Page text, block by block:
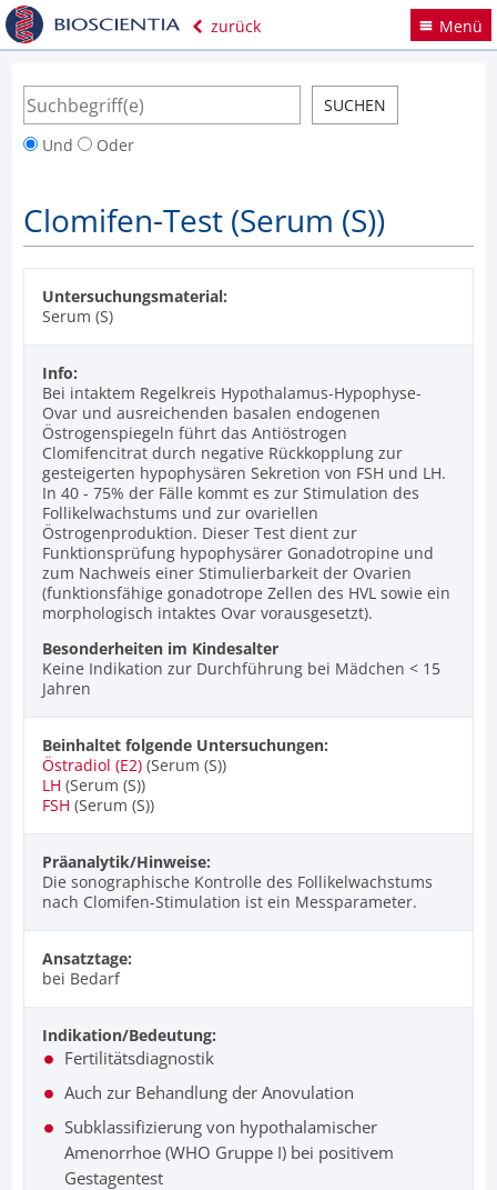
zurück Menü
Und Oder
Clomifen-Test (Serum (S))
Untersuchungsmaterial:
Serum (S)
Info:
Bei intaktem Regelkreis Hypothalamus-Hypophyse-
Ovar und ausreichenden basalen endogenen
Östrogenspiegeln führt das Antiöstrogen
Clomifencitrat durch negative Rückkopplung zur
gesteigerten hypophysären Sekretion von FSH und LH.
In 40 - 75% der Fälle kommt es zur Stimulation des
Follikelwachstums und zur ovariellen
Östrogenproduktion. Dieser Test dient zur
Funktionsprüfung hypophysärer Gonadotropine und
zum Nachweis einer Stimulierbarkeit der Ovarien
(funktionsfähige gonadotrope Zellen des HVL sowie ein
morphologisch intaktes Ovar vorausgesetzt).
Besonderheiten im Kindesalter
Keine Indikation zur Durchführung bei Mädchen < 15
Jahren
Beinhaltet folgende Untersuchungen:
Östradiol (E2) (Serum (S))
LH (Serum (S))
FSH (Serum (S))
Präanalytik/Hinweise:
Die sonographische Kontrolle des Follikelwachstums
nach Clomifen-Stimulation ist ein Messparameter.
Ansatztage:
bei Bedarf
Indikation/Bedeutung:
Fertilitätsdiagnostik
Auch zur Behandlung der Anovulation
Subklassifizierung von hypothalamischer
Amenorrhoe (WHO Gruppe I) bei positivem
Gestagentest